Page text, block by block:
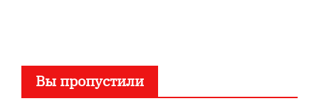
Вы пропустили